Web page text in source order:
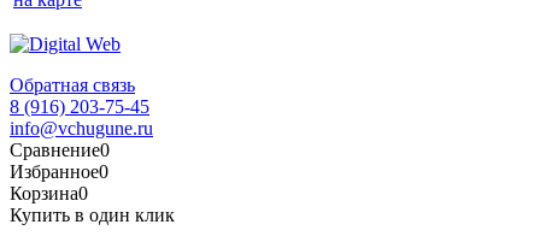
Обратная связь
8 (916) 203-75-45
info@vchugune.ru
Сравнение0
Избранное0
Корзина0
Купить в один клик